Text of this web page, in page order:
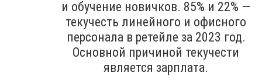
и обучение новичков. 85% и 22% —
текучесть линейного и офисного
персонала в ретейле за 2023 год.
Основной причиной текучести
является зарплата.